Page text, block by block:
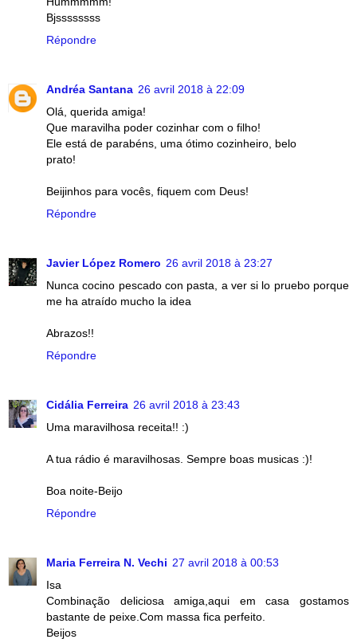
Bjssssssss
Répondre
Andréa Santana 26 avril 2018 à 22:09
Olá, querida amiga!
Que maravilha poder cozinhar com o filho!
Ele está de parabéns, uma ótimo cozinheiro, belo
prato!
Beijinhos para vocês, fiquem com Deus!
Répondre
Javier López Romero 26 avril 2018 à 23:27
Nunca cocino pescado con pasta, a ver si lo pruebo porque
me ha atraído mucho la idea
Abrazos!!
Répondre
Cidália Ferreira 26 avril 2018 à 23:43
Uma maravilhosa receita!! :)
A tua rádio é maravilhosas. Sempre boas musicas :)!
Boa noite-Beijo
Répondre
Maria Ferreira N. Vechi 27 avril 2018 à 00:53
Isa
Combinação deliciosa amiga,aqui em casa gostamos
bastante de peixe.Com massa fica perfeito.
Beijos